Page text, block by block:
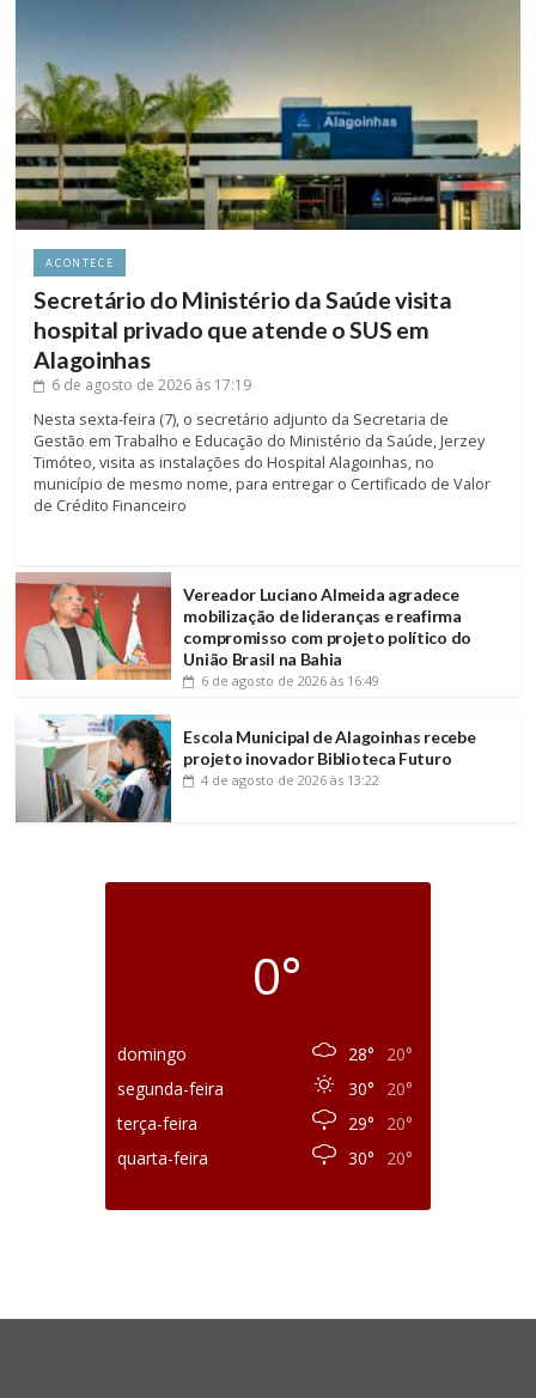
ACONTECE
Secretário do Ministério da Saúde visita
hospital privado que atende o SUS em
Alagoinhas
6 de agosto de 2026 às 17:19
Nesta sexta-feira (7), o secretário adjunto da Secretaria de
Gestão em Trabalho e Educação do Ministério da Saúde, Jerzey
Timóteo, visita as instalações do Hospital Alagoinhas, no
município de mesmo nome, para entregar o Certificado de Valor
de Crédito Financeiro
Vereador Luciano Almeida agradece
mobilização de lideranças e reafirma
compromisso com projeto político do
União Brasil na Bahia
6 de agosto de 2026 às 16:49
Escola Municipal de Alagoinhas recebe
projeto inovador Biblioteca Futuro
4 de agosto de 2026 às 13:22
0°
domingo 28°
20°
segunda-feira
30°
20°
terça-feira
29°
20°
quarta-feira
30° 20°